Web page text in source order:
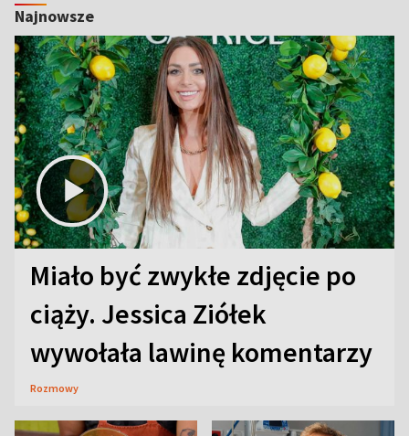
Najnowsze
Miało być zwykłe zdjęcie po
ciąży. Jessica Ziółek
wywołała lawinę komentarzy
Rozmowy